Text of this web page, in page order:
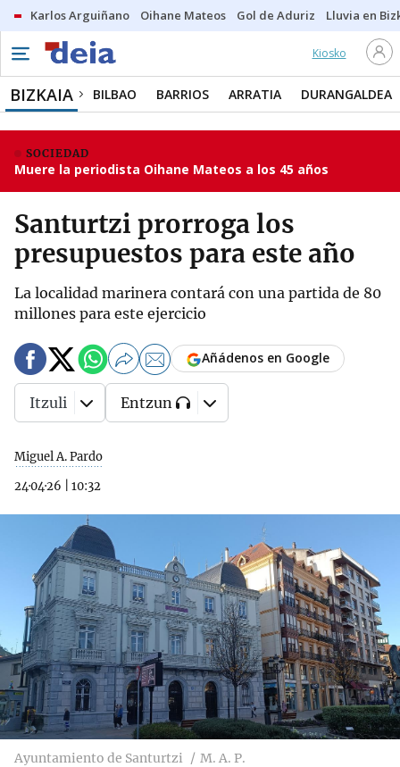
Karlos Arguiñano Oihane Mateos Gol de Aduriz Lluvia en
Kiosko
BIZKAIA BILBAO BARRIOS ARRATIA DURANGALDEA
SOCIEDAD
Muere la periodista Oihane Mateos a los 45 años
Santurtzi prorroga los
presupuestos para este año
La localidad marinera contará con una partida de 80
millones para este ejercicio
Miguel A. Pardo
24·04·26
10:32
Añádenos en Google
Itzuli Entzun
Ayuntamiento de Santurtzi M. A. P.